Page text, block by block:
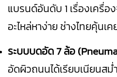
แบรนด์อันดับ 1 เรื่องเครื่
อะไหล่หาง่าย ช่างไทยคุ้นเค
ระบบบดอัด 7 ล้อ
อัดผิวถนนได้เรียบเนียนสม่